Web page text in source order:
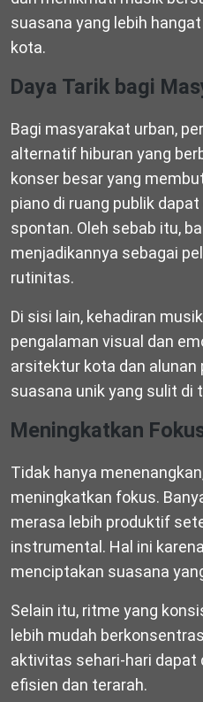
suasana yang lebih
kota.
Daya Tarik bagi
Bagi masyarakat urban,
alternatif hiburan yang
konser besar yang
piano di ruang publik
spontan. Oleh sebab itu,
menjadikannya sebagai
rutinitas.
Di sisi lain, kehadiran
pengalaman visual dan
arsitektur kota dan alunan
suasana unik yang sulit di
Meningkatkan
Tidak hanya
meningkatkan fokus.
merasa lebih produktif
instrumental. Hal ini
menciptakan suasana
Selain itu, ritme yang
lebih mudah
aktivitas sehari-hari dapat
efisien dan terarah.